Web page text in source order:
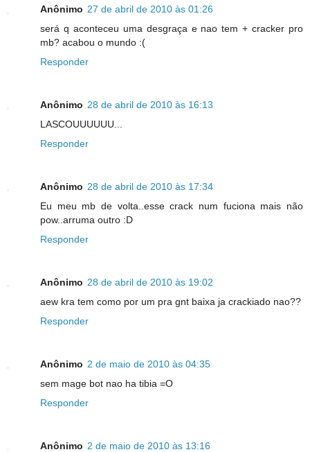
Anônimo 27 de abril de 2010 às 01:26
será q aconteceu uma desgraça e nao tem + cracker pro
mb? acabou o mundo :(
Responder
Anônimo 28 de abril de 2010 às 16:13
LASCOUUUUUU...
Responder
Anônimo 28 de abril de 2010 às 17:34
Eu meu mb de volta..esse crack num fuciona mais não
pow..arruma outro :D
Responder
Anônimo 28 de abril de 2010 às 19:02
aew kra tem como por um pra gnt baixa ja crackiado nao??
Responder
Anônimo 2 de maio de 2010 às 04:35
sem mage bot nao ha tibia =O
Responder
Anônimo 2 de maio de 2010 às 13:16